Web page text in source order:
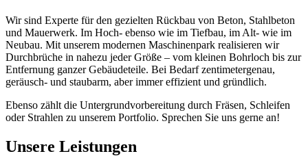
Wir sind Experte für den gezielten Rückbau von Beton, Stahlbeton
und Mauerwerk. Im Hoch- ebenso wie im Tiefbau, im Alt- wie im
Neubau. Mit unserem modernen Maschinenpark realisieren wir
Durchbrüche in nahezu jeder Größe – vom kleinen Bohrloch bis zur
Entfernung ganzer Gebäudeteile. Bei Bedarf zentimetergenau,
geräusch- und staubarm, aber immer effizient und gründlich.
Ebenso zählt die Untergrund­vorbereitung durch Fräsen, Schleifen
oder Strahlen zu unserem Portfolio. Sprechen Sie uns gerne an!
Unsere Leistungen